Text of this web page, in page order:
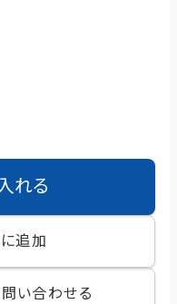
れる
追加
い合わせる